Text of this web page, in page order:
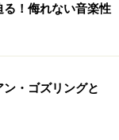
！侮れない音楽性
ン・ゴズリングと